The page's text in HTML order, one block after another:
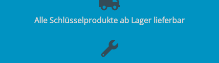
Alle Schlüsselprodukte ab Lager lieferbar